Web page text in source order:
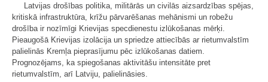
Latvijas drošības politika, militārās un civilās aizsardzības spējas,
kritiskā infrastruktūra, krīžu pārvarēšanas mehānismi un robežu
drošība ir nozīmīgi Krievijas specdienestu izlūkošanas mērķi.
Pieaugošā Krievijas izolācija un spriedze attiecībās ar rietumvalstīm
palielinās Kremļa pieprasījumu pēc izlūkošanas datiem.
Prognozējams, ka spiegošanas aktivitāšu intensitāte pret
rietumvalstīm, arī Latviju, palielināsies.